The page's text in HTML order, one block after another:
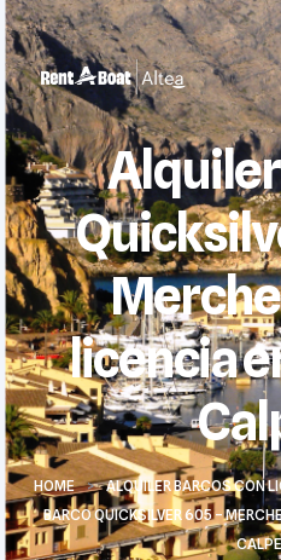
licencia
HOME > ALQUILER BARCOS CON
BARCO QUICKSILVER 605 –
CALPE